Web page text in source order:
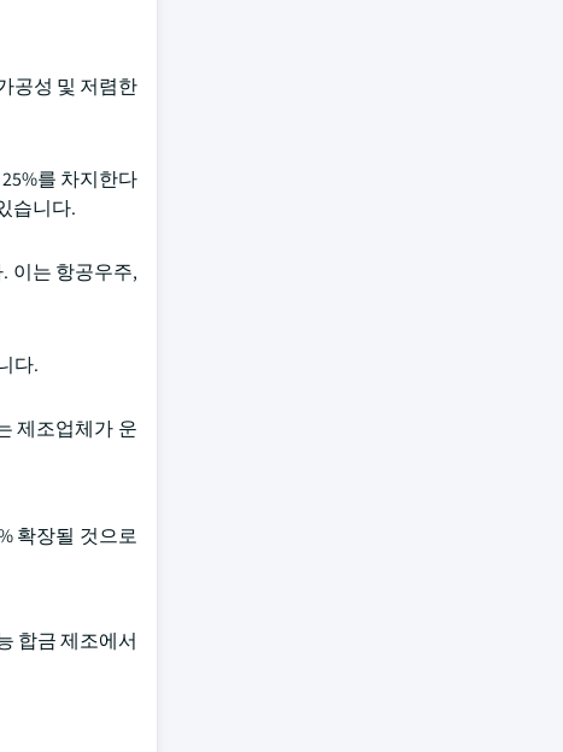
공성 및 저렴한
를 차지한다
습니다.
이는 항공우주,
다.
제조업체가 운
확장될 것으로
합금 제조에서